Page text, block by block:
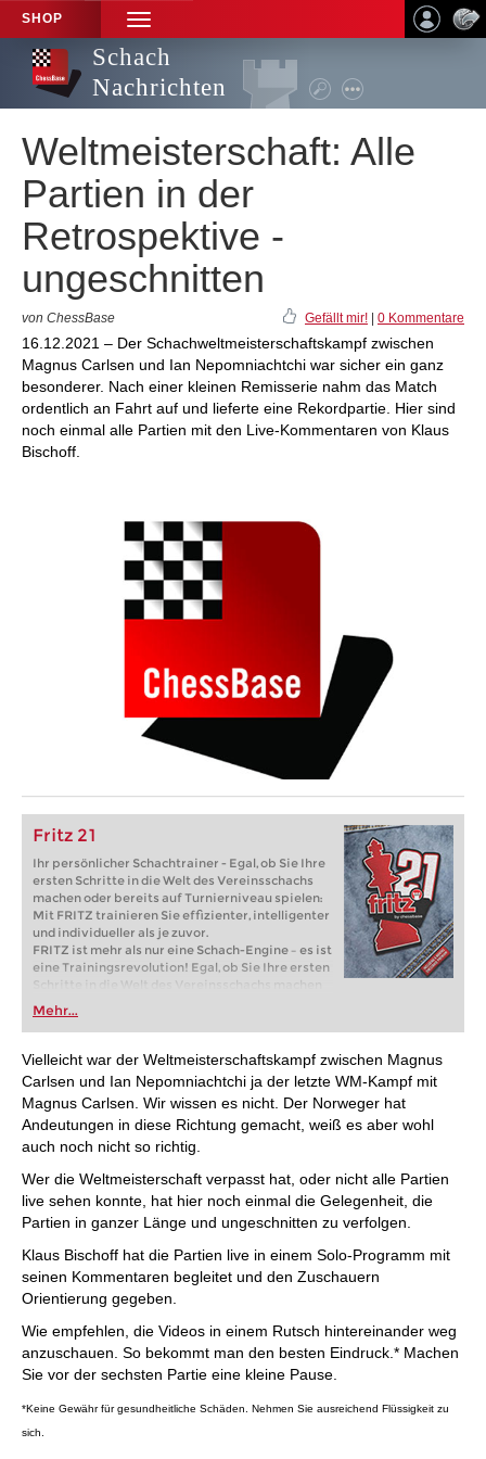
SHOP
TOGGLE
NAVIGATION
Schach
Nachrichten
Weltmeisterschaft: Alle
Partien in der
Retrospektive -
ungeschnitten
von ChessBase Gefällt mir! 0 Kommentare
16.12.2021 – Der Schachweltmeisterschaftskampf zwischen
Magnus Carlsen und Ian Nepomniachtchi war sicher ein ganz
besonderer. Nach einer kleinen Remisserie nahm das Match
ordentlich an Fahrt auf und lieferte eine Rekordpartie. Hier sind
noch einmal alle Partien mit den Live-Kommentaren von Klaus
Bischoff.
Fritz 21
Ihr persönlicher Schachtrainer - Egal, ob Sie Ihre
ersten Schritte in die Welt des Vereinsschachs
machen oder bereits auf Turnierniveau spielen:
Mit FRITZ trainieren Sie effizienter, intelligenter
und individueller als je zuvor.
FRITZ ist mehr als nur eine Schach-Engine – es ist
eine Trainingsrevolution! Egal, ob Sie Ihre ersten
Schritte in die Welt des Vereinsschachs machen
oder bereits auf Turnierniveau spielen: Mit
FRITZ trainieren Sie effizienter, intelligenter und
individueller als je zuvor.
Mehr...
Vielleicht war der Weltmeisterschaftskampf zwischen Magnus
Carlsen und Ian Nepomniachtchi ja der letzte WM-Kampf mit
Magnus Carlsen. Wir wissen es nicht. Der Norweger hat
Andeutungen in diese Richtung gemacht, weiß es aber wohl
auch noch nicht so richtig.
Wer die Weltmeisterschaft verpasst hat, oder nicht alle Partien
live sehen konnte, hat hier noch einmal die Gelegenheit, die
Partien in ganzer Länge und ungeschnitten zu verfolgen.
Klaus Bischoff hat die Partien live in einem Solo-Programm mit
seinen Kommentaren begleitet und den Zuschauern
Orientierung gegeben.
Wie empfehlen, die Videos in einem Rutsch hintereinander weg
anzuschauen. So bekommt man den besten Eindruck.* Machen
Sie vor der sechsten Partie eine kleine Pause.
*Keine Gewähr für gesundheitliche Schäden. Nehmen Sie ausreichend Flüssigkeit zu
sich.